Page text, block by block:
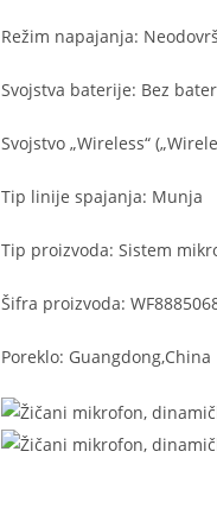
Režim napajanja:
Svojstva baterije: Bez
Svojstvo „Wireless“
Tip linije spajanja: Munja
Tip proizvoda: Sistem
Šifra proizvoda:
Poreklo: Guangdong,China